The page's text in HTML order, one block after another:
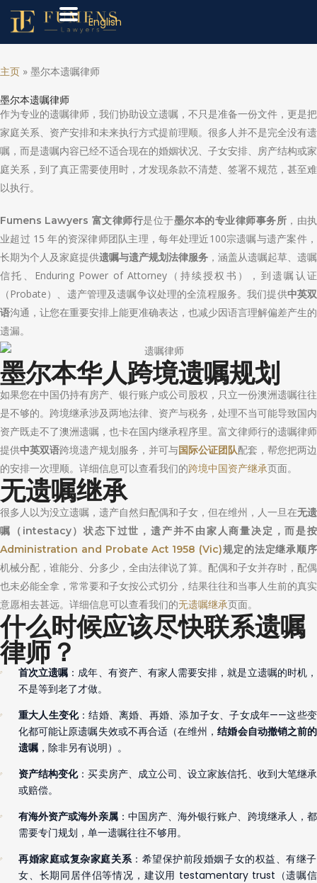
English
主页 » 墨尔本遗嘱律师
墨尔本遗嘱律师
作为专业的遗嘱律师，我们协助设立遗嘱，不只是准备一份文件，更是把
家庭关系、资产安排和未来执行方式提前理顺。很多人并不是完全没有遗
嘱，而是遗嘱内容已经不适合现在的婚姻状况、子女安排、房产结构或家
庭关系，到了真正需要使用时，才发现条款不清楚、签署不规范，甚至难
以执行。
Fumens Lawyers 富文律师行是位于墨尔本的专业律师事务所 ，由执
业超过 15 年的资深律师团队主理，每年处理近100宗遗嘱与遗产案件，
长期为个人及家庭提供遗嘱与遗产规划法律服务 ，涵盖从遗嘱起草、遗嘱
信托、Enduring Power of Attorney（持续授权书），到遗嘱认证
（Probate）、遗产管理及遗嘱争议处理的全流程服务。我们提供中英双
语沟通，让您在重要安排上能更准确表达，也减少因语言理解偏差产生的
遗漏。
墨尔本华人跨境遗嘱规划
如果您在中国仍持有房产、银行账户或公司股权，只立一份澳洲遗嘱往往
是不够的。跨境继承涉及两地法律、资产与税务，处理不当可能导致国内
资产既走不了澳洲遗嘱，也卡在国内继承程序里。富文律师行的遗嘱律师
提供中英双语跨境遗产规划服务，并可与国际公证团队配套，帮您把两边
的安排一次理顺。详细信息可以查看我们的跨境中国资产继承页面。
无遗嘱继承
很多人以为没立遗嘱，遗产自然归配偶和子女，但在维州，人一旦在无遗
嘱（intestacy）状态下过世，遗产并不由家人商量决定，而是按
Administration and Probate Act 1958 (Vic)规定的法定继承顺序
机械分配，谁能分、分多少，全由法律说了算。配偶和子女并存时，配偶
也未必能全拿，常常要和子女按公式切分，结果往往和当事人生前的真实
意愿相去甚远。详细信息可以查看我们的无遗嘱继承页面。
什么时候应该尽快联系遗嘱
律师？
首次立遗嘱 ：成年、有资产、有家人需要安排，就是立遗嘱的时机，
不是等到老了才做。
重大人生变化：结婚、离婚、再婚、添加子女、子女成年——这些变
化都可能让原遗嘱失效或不再合适（在维州，结婚会自动撤销之前的
遗嘱 ，除非另有说明）。
资产结构变化：买卖房产、成立公司、设立家族信托、收到大笔继承
或赔偿。
有海外资产或海外亲属：中国房产、海外银行账户、跨境继承人，都
需要专门规划，单一遗嘱往往不够用。
再婚家庭或复杂家庭关系：希望保护前段婚姻子女的权益、有继子
女、长期同居伴侣等情况，建议用 testamentary trust（遗嘱信